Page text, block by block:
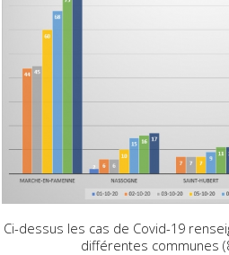
Ci-dessus les cas de Covid-19
différentes communes